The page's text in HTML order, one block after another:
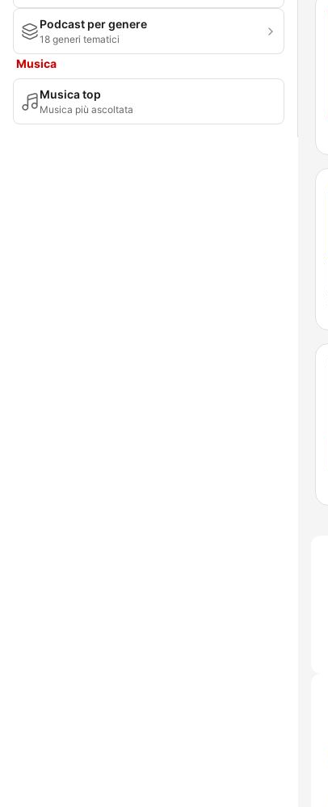
Podcast per genere
18 generi tematici
Musica
Musica top
Musica più ascoltata